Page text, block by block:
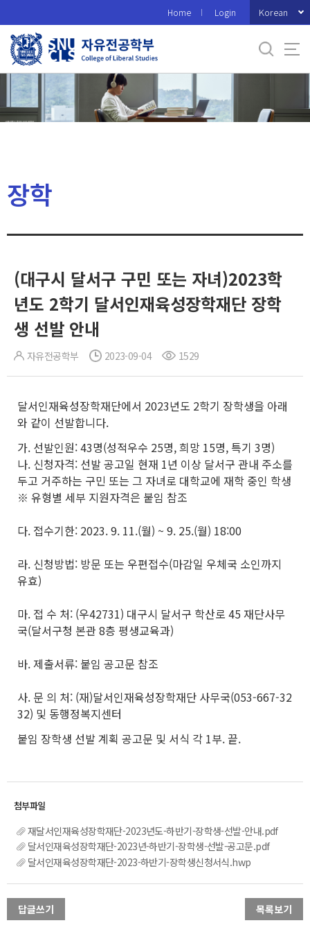
로
메
Home Login Korean
장학
(대구시 달서구 구민 또는 자녀)2023학
년도 2학기 달서인재육성장학재단 장학
생 선발 안내
자유전공학부 2023-09-04 1529
달서인재육성장학재단에서 2023년도 2학기 장학생을 아래
와 같이 선발합니다.
가. 선발인원: 43명(성적우수 25명, 희망 15명, 특기 3명)
나. 신청자격: 선발 공고일 현재 1년 이상 달서구 관내 주소를
두고 거주하는 구민 또는 그 자녀로 대학교에 재학 중인 학생
※ 유형별 세부 지원자격은 붙임 참조
다. 접수기한: 2023. 9. 11.(월) ~ 9. 25.(월) 18:00
라. 신청방법: 방문 또는 우편접수(마감일 우체국 소인까지
유효)
마. 접 수 처: (우42731) 대구시 달서구 학산로 45 재단사무
국(달서구청 본관 8층 평생교육과)
바. 제출서류: 붙임 공고문 참조
사. 문 의 처: (재)달서인재육성장학재단 사무국(053-667-32
32) 및 동행정복지센터
붙임 장학생 선발 계획 공고문 및 서식 각 1부. 끝.
재달서인재육성장학재단-2023년도-하반기-장학생-선발-안내.pdf
달서인재육성장학재단-2023년-하반기-장학생-선발-공고문.pdf
달서인재육성장학재단-2023-하반기-장학생신청서식.hwp
답글쓰기 목록보기